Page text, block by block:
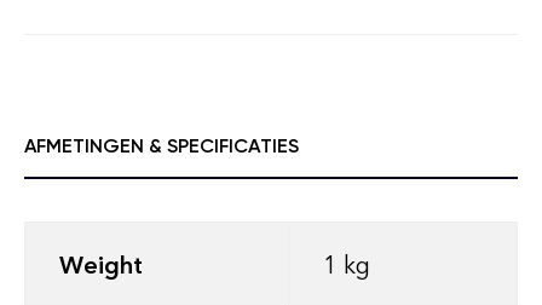
AFMETINGEN & SPECIFICATIES
Weight 1 kg